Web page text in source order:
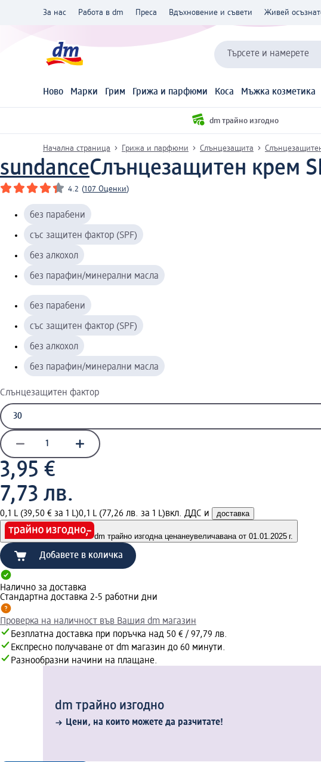
За нас Работа в dm Преса Вдъхновение и съвети Живей
Търсете и намерете
Ново Марки Грим Грижа и парфюми Коса Мъжка козметика
dm трайно изгодно
Начална страница Грижа и парфюми Слънцезащита
sundanceСлънцезащитен крем
4.2 (107 Оценки)
без парабени
със защитен фактор (SPF)
без алкохол
без парафин/минерални масла
без парабени
със защитен фактор (SPF)
без алкохол
без парафин/минерални масла
Слънцезащитен фактор
3,95 €
7,73 лв.
0,1 L (39,50 € за 1 L)0,1 L (77,26 лв. за 1 L)вкл. ДДС и доставка
dm трайно изгодна ценанеувеличавана от 01.01.2025 г.
Добавете в количка
Налично за доставка
Стандартна доставка 2-5 работни дни
Проверка на наличност във Вашия dm магазин
Безплатна доставка при поръчка над 50 € / 97,79 лв.
Експресно получаване от dm магазин до 60 минути.
Разнообразни начини на плащане.
dm трайно изгодно
Цени, на които можете да разчитате!